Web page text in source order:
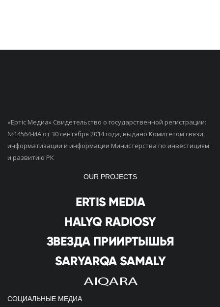
«Ертiс Медиа» Свидетельство о государственной регистрации:
№14564-ИА от 30 сентября 2014 года, выдано Комитетом связи,
информатизации и информации Министерства по инвестициям
и развитию РК
OUR PROJECTS
СОЦИАЛЬНЫЕ МЕДИА